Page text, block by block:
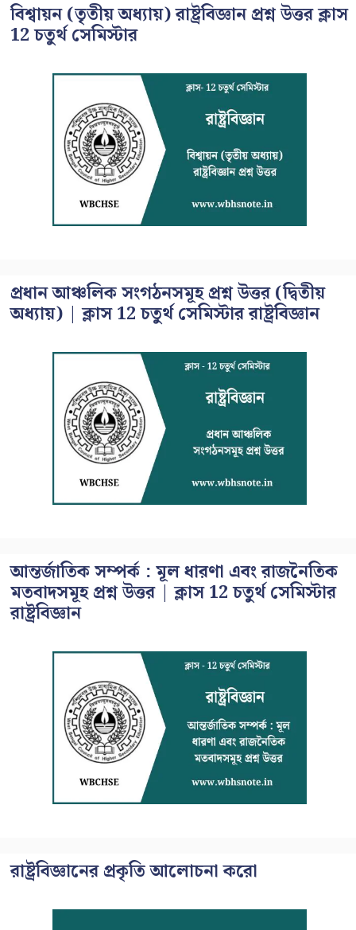
বিশ্বায়ন (তৃতীয় অধ্যায়) রাষ্ট্রবিজ্ঞান প্রশ্ন উত্তর ক্লাস
12 চতুর্থ সেমিস্টার
প্রধান আঞ্চলিক সংগঠনসমূহ প্রশ্ন উত্তর (দ্বিতীয়
অধ্যায়) | ক্লাস 12 চতুর্থ সেমিস্টার রাষ্ট্রবিজ্ঞান
আন্তর্জাতিক সম্পর্ক : মূল ধারণা এবং রাজনৈতিক
মতবাদসমূহ প্রশ্ন উত্তর | ক্লাস 12 চতুর্থ সেমিস্টার
রাষ্ট্রবিজ্ঞান
রাষ্ট্রবিজ্ঞানের প্রকৃতি আলোচনা করো